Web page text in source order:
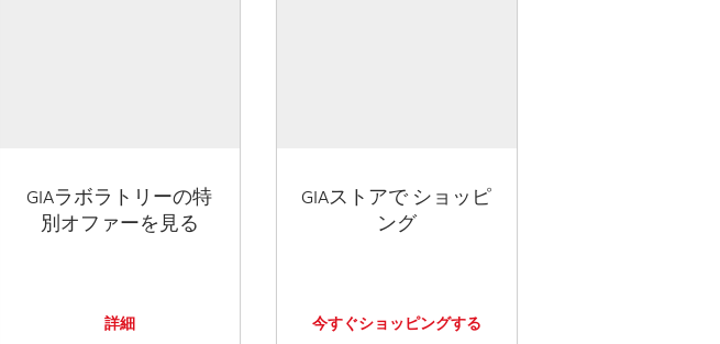
GIAラボラトリーの特
別オファーを見る
詳細
GIAストアで ショッピ
ング
今すぐショッピングする